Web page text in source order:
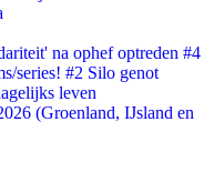
na ophef optreden #4
series! #2 Silo genot
leven
(Groenland, IJsland en